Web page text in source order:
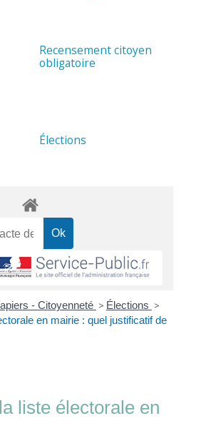
Recensement citoyen
obligatoire
Élections
- Citoyenneté > Élections >
en mairie : quel justificatif de
liste électorale en